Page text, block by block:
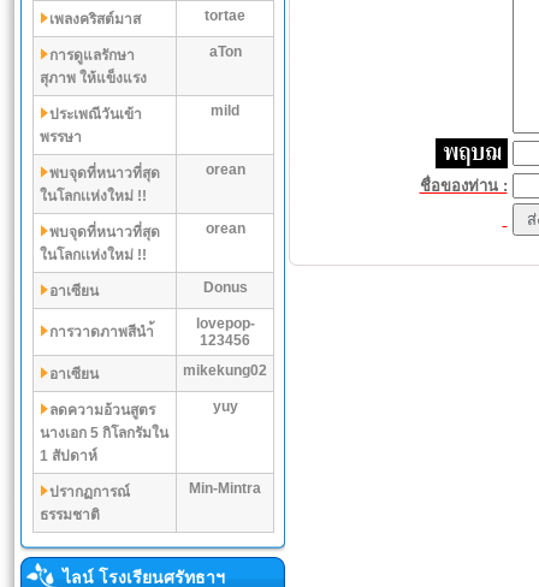
เพลงคริสต์มาส tortae
การดูแลรักษา
สุภาพ ให้แข็งแรง
aTon
ประเพณีวันเข้า
พรรษา
mild
พบจุดที่หนาวที่สุด
ในโลกเเห่งใหม่ !!
orean
พบจุดที่หนาวที่สุด
ในโลกเเห่งใหม่ !!
orean
อาเซียน Donus
การวาดภาพสีนำ้
lovepop-
123456
อาเซียน
mikekung02
ลดความอ้วนสูตร
นางเอก 5 กิโลกรัมใน
1 สัปดาห์
yuy
ปรากฏการณ์
ธรรมชาติ
Min-Mintra
ไลน์ โรงเรียนศรัทธาฯ
ชื่อของท่าน :